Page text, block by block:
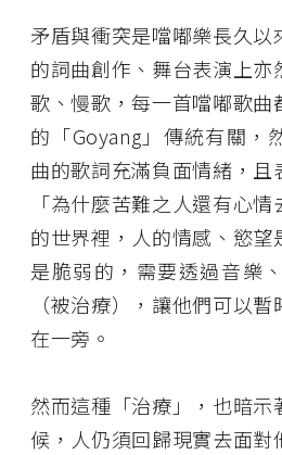
矛盾與衝突是噹嘟樂長久以
的詞曲創作、舞台表演上
歌、慢歌，每一首噹嘟歌曲
的「Goyang」傳統有關，
曲的歌詞充滿負面情緒，且
「為什麼苦難之人還有心
的世界裡，人的情感、慾
是脆弱的，需要透過音樂
（被治療），讓他們可以
在一旁。
然而這種「治療」，也暗
候，人仍須回歸現實去面對